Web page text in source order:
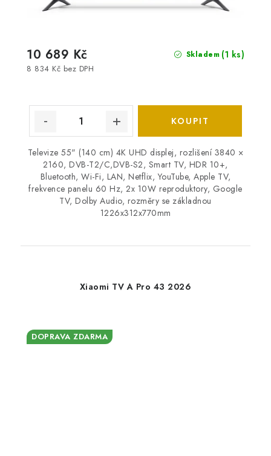
Skladem (1 ks)
8 834 Kč bez DPH
10 689 Kč
Televize 55" (140 cm) 4K UHD displej, rozlišení 3840 ×
2160, DVB-T2/C,DVB-S2, Smart TV, HDR 10+,
Bluetooth, Wi-Fi, LAN, Netflix, YouTube, Apple TV,
frekvence panelu 60 Hz, 2x 10W reproduktory, Google
TV, Dolby Audio, rozměry se základnou
1226x312x770mm
Xiaomi TV A Pro 43 2026
DOPRAVA ZDARMA